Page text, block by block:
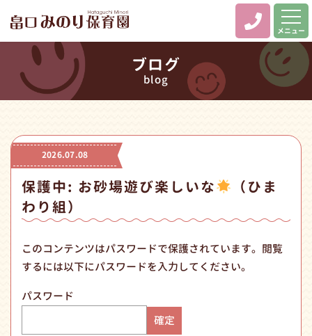
メニュー
ブログ
blog
2026.07.08
保護中: お砂場遊び楽しいな
（ひま
わり組）
このコンテンツはパスワードで保護されています。閲覧
するには以下にパスワードを入力してください。
パスワード